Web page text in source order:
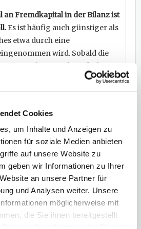
Cookies
um Inhalte und Anzeigen zu
für soziale Medien anbieten
auf unsere Website zu
geben wir Informationen zu Ihrer
an unsere Partner für
und Analysen weiter. Unsere
möglicherweise mit
die Sie ihnen bereitgestellt
an Fremdkapital in der Bilanz ist
Es ist häufig auch günstiger als
etwa durch eine
wird. Sobald die
des Abschwunges
sind, wird es absurd. Muss ein
dann seien Sie nicht
Sie, was ein kleiner
Gesellschaft bedeuten kann,
im einstelligen Bereich liegt.
finden